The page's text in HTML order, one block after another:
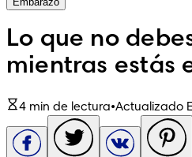
Lo que no
mientras estás
4 min de lectura•Actualizado